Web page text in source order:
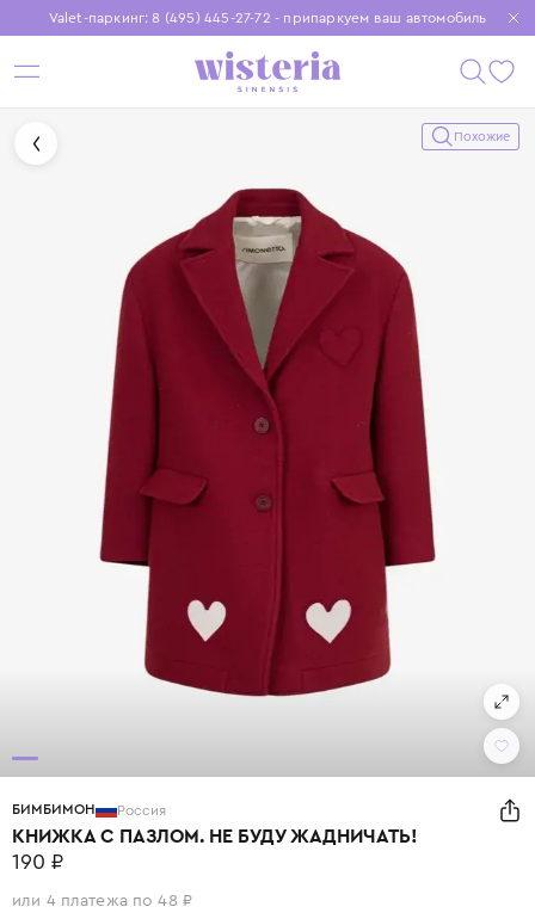
Valet-паркинг: 8 (495) 445-27-72 - припаркуем ваш автомобиль
Бесплатная доставка при заказе от 15 000 ₽
Установите приложение, чтобы покупки были еще удобнее
Похожие
БИМБИМОН Россия
КНИЖКА С ПАЗЛОМ. НЕ БУДУ ЖАДНИЧАТЬ!
190 ₽
или 4 платежа по 48 ₽